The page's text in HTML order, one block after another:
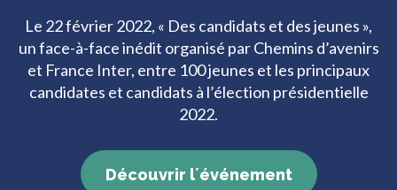
Le 22 février 2022, « Des candidats et des jeunes »,
un face-à-face inédit organisé par Chemins d’avenirs
et France Inter, entre 100 jeunes et les principaux
candidates et candidats à l’élection présidentielle
2022.
Découvrir l´événement